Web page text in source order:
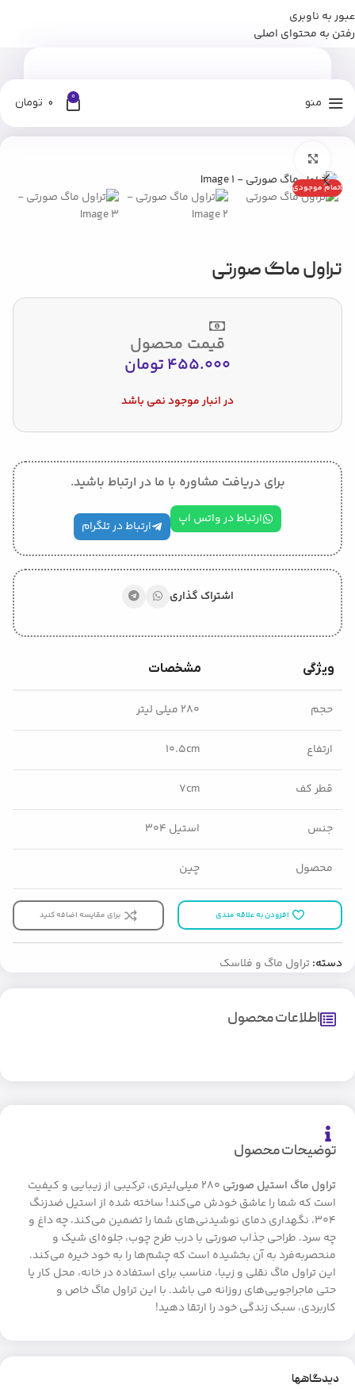
عبور به ناوبری
رفتن به محتوای اصلی
منو 0
0 تومان
اتمام موجودی
تراول ماگ صورتی
قیمت محصول
455.000تومان
در انبار موجود نمی باشد
برای دریافت مشاوره با ما در ارتباط باشید.
ارتباط در واتس اپ ارتباط در تلگرام
اشتراک گذاری
ویژگی مشخصات
حجم ۲۸۰ میلی لیتر
ارتفاع ۱۰.۵cm
قطر کف ۷cm
جنس استیل ۳۰۴
محصول چین
افزودن به علاقه مندی برای مقایسه اضافه کنید
دسته:تراول ماگ و فلاسک
توضیحات محصول
تراول ماگ استیل صورتی
۲۸۰ میلی‌لیتری، ترکیبی از زیبایی و کیفیت
است که شما را عاشق خودش می‌کند! ساخته شده از استیل ضدزنگ
۳۰۴، نگهداری دمای نوشیدنی‌های شما را تضمین می‌کند، چه داغ و
چه سرد. طراحی جذاب صورتی با درب طرح چوب، جلوه‌ای شیک و
منحصربه‌فرد به آن بخشیده است که چشم‌ها را به خود خیره می‌کند.
این تراول ماگ نقلی و زیبا، مناسب برای استفاده در خانه، محل کار یا
حتی ماجراجویی‌های روزانه می باشد. با این تراول ماگ خاص و
کاربردی، سبک زندگی خود را ارتقا دهید!
اطلاعات محصول
دیدگاهها
برای وارد شدن به کانال بله نومان کلیک کنید